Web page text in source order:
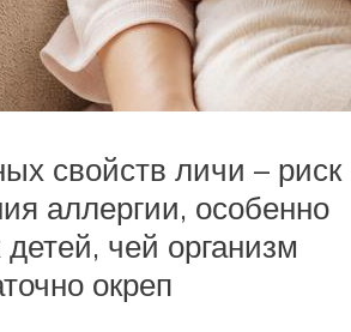
свойств личи – риск
аллергии, особенно
чей организм
окреп